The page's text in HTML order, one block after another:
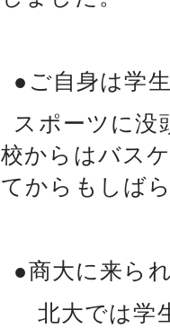
●ご自身は学
スポーツに没
校からはバス
てからもしば
●商大に来ら
北大では学